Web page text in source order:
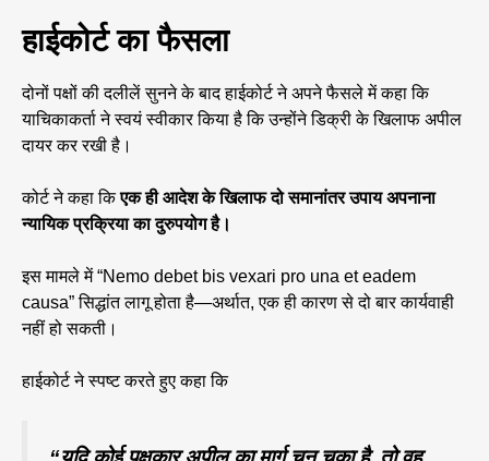
हाईकोर्ट का फैसला
दोनों पक्षों की दलीलें सुनने के बाद हाईकोर्ट ने अपने फैसले में कहा कि
याचिकाकर्ता ने स्वयं स्वीकार किया है कि उन्होंने डिक्री के खिलाफ अपील
दायर कर रखी है।
कोर्ट ने कहा किएक ही आदेश के खिलाफ दो समानांतर उपाय अपनाना
न्यायिक प्रक्रिया का दुरुपयोग है।
इस मामले में “Nemo debet bis vexari pro una et eadem
causa” सिद्धांत लागू होता है—अर्थात, एक ही कारण से दो बार कार्यवाही
नहीं हो सकती।
हाईकोर्ट ने स्पष्ट करते हुए कहा कि